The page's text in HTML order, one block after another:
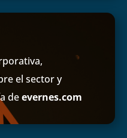
el sector y
deevernes.com